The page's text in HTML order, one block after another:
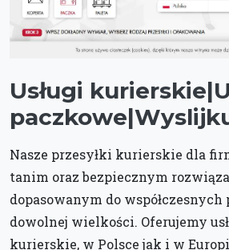
Usługi
Nasze przesyłki kurierskie dla
tanim oraz bezpiecznym
dopasowanym do
dowolnej wielkości. Oferujemy
kurierskie, w Polsce jak i w